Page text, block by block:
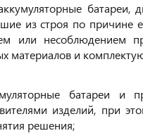
батареи,
из строя по причине
или несоблюдением
материалов и
батареи и
изделий, при
решения;